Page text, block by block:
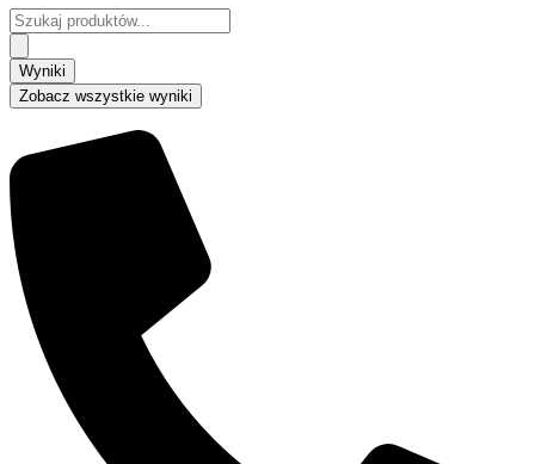
Search
...
Wyniki
Zobacz wszystkie wyniki